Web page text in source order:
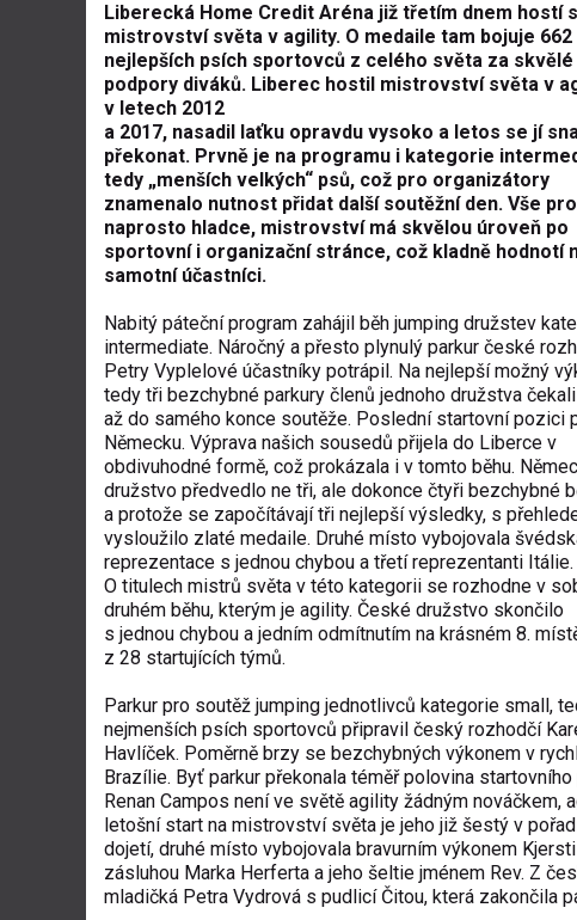
Liberecká Home Credit Aréna již třetím dnem hostí
mistrovství světa v agility. O medaile tam bojuje 662
nejlepších psích sportovců z celého světa za skvělé
podpory diváků. Liberec hostil mistrovství světa v
v letech 2012
a 2017, nasadil laťku opravdu vysoko a letos se jí
překonat. Prvně je na programu i kategorie
tedy „menších velkých“ psů, což pro organizátory
znamenalo nutnost přidat další soutěžní den. Vše
naprosto hladce, mistrovství má skvělou úroveň po
sportovní i organizační stránce, což kladně hodnotí
samotní účastníci.
Nabitý páteční program zahájil běh jumping družstev
intermediate. Náročný a přesto plynulý parkur české
Petry Vyplelové účastníky potrápil. Na nejlepší možný
tedy tři bezchybné parkury členů jednoho družstva
až do samého konce soutěže. Poslední startovní pozici
Německu. Výprava našich sousedů přijela do Liberce v
obdivuhodné formě, což prokázala i v tomto běhu.
družstvo předvedlo ne tři, ale dokonce čtyři bezchybné
a protože se započítávají tři nejlepší výsledky, s
vysloužilo zlaté medaile. Druhé místo vybojovala
reprezentace s jednou chybou a třetí reprezentanti Itálie.
O titulech mistrů světa v této kategorii se rozhodne v
druhém běhu, kterým je agility. České družstvo skončilo
s jednou chybou a jedním odmítnutím na krásném 8.
z 28 startujících týmů.
Parkur pro soutěž jumping jednotlivců kategorie small,
nejmenších psích sportovců připravil český rozhodčí
Havlíček. Poměrně brzy se bezchybných výkonem v
Brazílie. Byť parkur překonala téměř polovina
Renan Campos není ve světě agility žádným
letošní start na mistrovství světa je jeho již šestý v
dojetí, druhé místo vybojovala bravurním výkonem
zásluhou Marka Herferta a jeho šeltie jménem Rev. Z
mladičká Petra Vydrová s pudlicí Čitou, která zakončila